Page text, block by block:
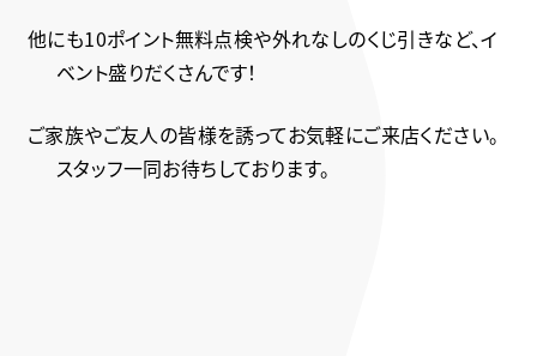
他にも10ポイント無料点検や外れなしのくじ引きなど、イ
ベント盛りだくさんです！
ご家族やご友人の皆様を誘ってお気軽にご来店ください。
スタッフ一同お待ちしております。